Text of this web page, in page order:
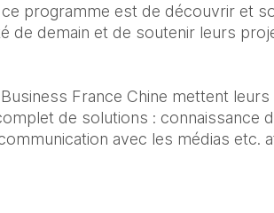
programme est de découvrir et
de demain et de soutenir leurs
Business France Chine mettent
de solutions :
avec les médias etc.